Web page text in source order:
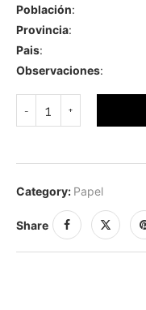
Población:
Provincia:
Pais:
Observaciones:
Category: Papel
Share